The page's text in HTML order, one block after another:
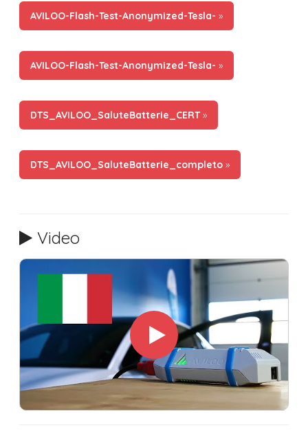
AVILOO-Flash-Test-Anonymized-Tesla- »
AVILOO-Flash-Test-Anonymized-Tesla- »
DTS_AVILOO_SaluteBatterie_CERT»
DTS_AVILOO_SaluteBatterie_completo »
Video